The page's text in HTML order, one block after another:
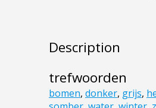
Description
trefwoorden
bomen, donker, grijs,